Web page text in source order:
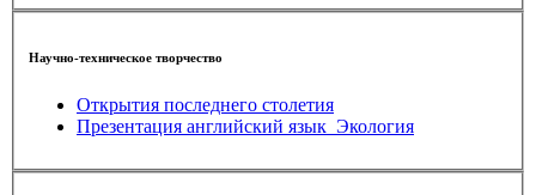
Научно-техническое творчество
Открытия последнего столетия
Презентация английский язык_Экология